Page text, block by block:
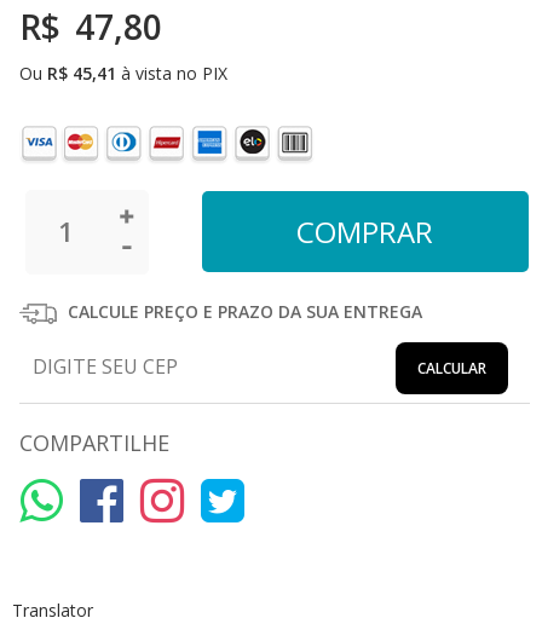
R$ 47,80
Ou R$ 45,41 à vista no PIX
CALCULE PREÇO E PRAZO DA SUA ENTREGA
CALCULAR
COMPARTILHE
Translator